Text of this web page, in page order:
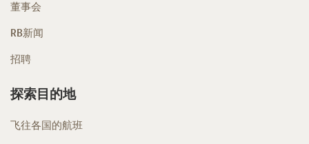
董事会
RB新闻
招聘
探索目的地
飞往各国的航班